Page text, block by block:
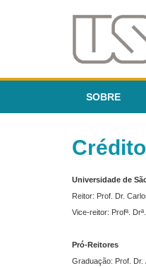
SOBRE
Universidade de
Reitor: Prof. Dr.
Vice-reitor: Profª.
Pró-Reitores
Graduação: Prof. Dr.